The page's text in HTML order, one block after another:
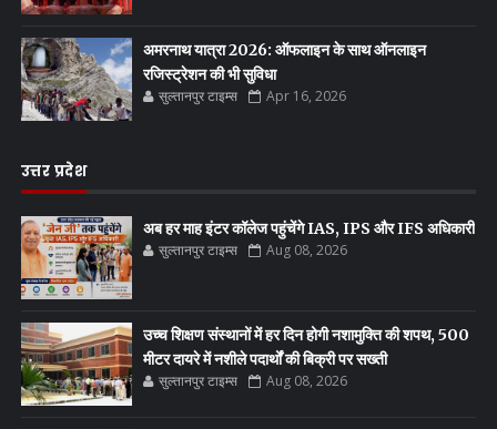
अमरनाथ यात्रा 2026: ऑफलाइन के साथ ऑनलाइन
रजिस्ट्रेशन की भी सुविधा
सुल्तानपुर टाइम्स Apr 16, 2026
उत्तर प्रदेश
अब हर माह इंटर कॉलेज पहुंचेंगे IAS, IPS और IFS अधिकारी
सुल्तानपुर टाइम्स Aug 08, 2026
उच्च शिक्षण संस्थानों में हर दिन होगी नशामुक्ति की शपथ, 500
मीटर दायरे में नशीले पदार्थों की बिक्री पर सख्ती
सुल्तानपुर टाइम्स Aug 08, 2026